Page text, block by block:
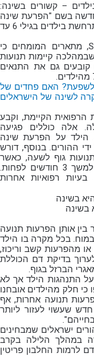
– קשורים בשינה:
בשם "הפרעת שינה
חסרת מנוחה" (Restless Sleep Disorder), המתרחשת בילדים בגילי 6 עד
במאמר שפורסם בכתב העת Sleep Medicine, מתארים המומחים כי
קיימות תנועות
קובעים גם את התנאים
לשפעת? האם פחדים של
לשינה של הישראלים
הקיימת, וקבע
אלה כוללים פגיעה
הילד על הפרעת שינה
ההורים. בנוסף, דורש
שינה של 5 או יותר תנועות גוף לשעה, כאשר
התנועות מתרחשות לפחות 3 פעמים בשבוע למשך 3 חודשים לפחות.
רפואיות אחרות
בשינה
אותן הפרעות תנועה
במוח. בכל מקרה בו הילד
מהפרעות קשב וריכוז,
בדיקת דם הכוללת
הברזל בגוף.
התנהגות הילד אך לא
כי חלק מהילדים אובחנו
תנועה אחרות, אף
שעשוי לעזור ליותר
ישראלים שמבחינים
במהלך הלילה בקרב
לרמות החלבון פריטין